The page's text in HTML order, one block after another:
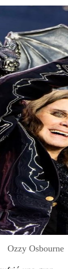
Ozzy Osbourne